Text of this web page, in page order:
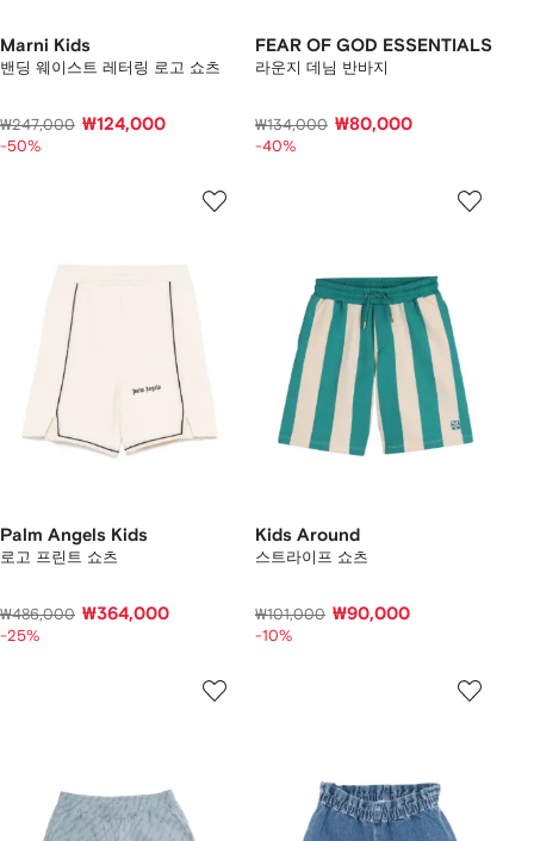
Marni Kids
밴딩 웨이스트 레터링 로고 쇼츠
₩247,000 ₩124,000
-50%
FEAR OF GOD ESSENTIALS
라운지 데님 반바지
₩134,000 ₩80,000
-40%
Palm Angels Kids
로고 프린트 쇼츠
₩486,000 ₩364,000
-25%
Kids Around
스트라이프 쇼츠
₩101,000 ₩90,000
-10%